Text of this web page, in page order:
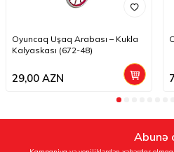
Oyuncaq Uşaq Arabası – Kukla
Kalyaskası (672-48)
29,00 AZN
Abunə